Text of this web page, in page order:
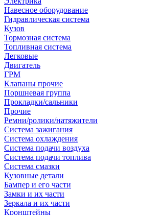
Навесное оборудование
Гидравлическая система
Кузов
Тормозная система
Топливная система
Легковые
Двигатель
ГРМ
Клапаны прочие
Поршневая группа
Прокладки/сальники
Прочие
Ремни/ролики/натяжители
Система зажигания
Система охлаждения
Система подачи воздуха
Система подачи топлива
Система смазки
Кузовные детали
Бампер и его части
Замки и их части
Зеркала и их части
Кронштейны